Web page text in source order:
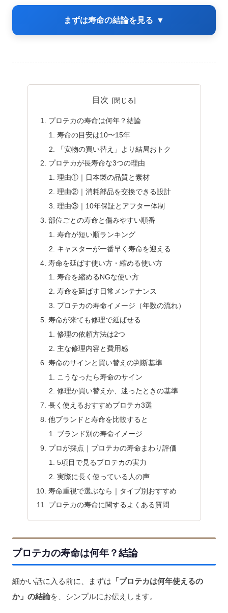
まずは寿命の結論を見る ▼
目次
プロテカの寿命は何年？結論
寿命の目安は10〜15年
「安物の買い替え」より結局おトク
プロテカが長寿命な3つの理由
理由①｜日本製の品質と素材
理由②｜消耗部品を交換できる設計
理由③｜10年保証とアフター体制
部位ごとの寿命と傷みやすい順番
寿命が短い順ランキング
キャスターが一番早く寿命を迎える
寿命を延ばす使い方・縮める使い方
寿命を縮めるNGな使い方
寿命を延ばす日常メンテナンス
プロテカの寿命イメージ（年数の流れ）
寿命が来ても修理で延ばせる
修理の依頼方法は2つ
主な修理内容と費用感
寿命のサインと買い替えの判断基準
こうなったら寿命のサイン
修理か買い替えか、迷ったときの基準
長く使えるおすすめプロテカ3選
他ブランドと寿命を比較すると
ブランド別の寿命イメージ
プロが採点｜プロテカの寿命まわり評価
5項目で見るプロテカの実力
実際に長く使っている人の声
寿命重視で選ぶなら｜タイプ別おすすめ
プロテカの寿命に関するよくある質問
プロテカの寿命は何年？結論
細かい話に入る前に、まずは 「プロテカは何年使えるの
か」の結論を、シンプルにお伝えします。